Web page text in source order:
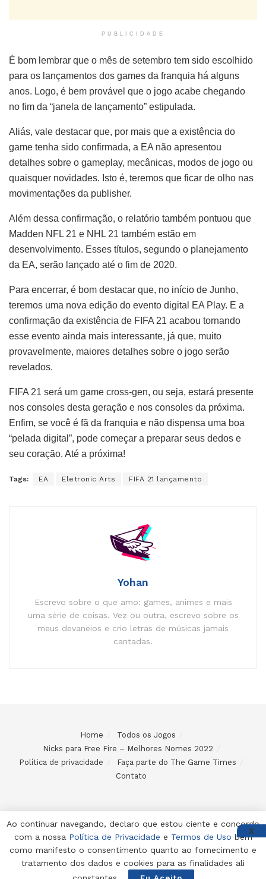
PUBLICIDADE
É bom lembrar que o mês de setembro tem sido escolhido
para os lançamentos dos games da franquia há alguns
anos. Logo, é bem provável que o jogo acabe chegando
no fim da “janela de lançamento” estipulada.
Aliás, vale destacar que, por mais que a existência do
game tenha sido confirmada, a EA não apresentou
detalhes sobre o gameplay, mecânicas, modos de jogo ou
quaisquer novidades. Isto é, teremos que ficar de olho nas
movimentações da publisher.
Além dessa confirmação, o relatório também pontuou que
Madden NFL 21 e NHL 21 também estão em
desenvolvimento. Esses títulos, segundo o planejamento
da EA, serão lançado até o fim de 2020.
Para encerrar, é bom destacar que, no início de Junho,
teremos uma nova edição do evento digital EA Play. E a
confirmação da existência de FIFA 21 acabou tornando
esse evento ainda mais interessante, já que, muito
provavelmente, maiores detalhes sobre o jogo serão
revelados.
FIFA 21 será um game cross-gen, ou seja, estará presente
nos consoles desta geração e nos consoles da próxima.
Enfim, se você é fã da franquia e não dispensa uma boa
“pelada digital”, pode começar a preparar seus dedos e
seu coração. Até a próxima!
Tags: EA Eletronic Arts FIFA 21 lançamento
Yohan
Escrevo sobre o que amo: games, animes e mais
uma série de coisas. Vez ou outra, escrevo sobre os
meus devaneios e crio letras de músicas jamais
cantadas.
Home
Todos os Jogos
Nicks para Free Fire – Melhores Nomes 2022
Política de privacidade
Faça parte do The Game Times
Contato
© 2024 Desenvolvido e mantido por Code Soluções
Ao continuar navegando, declaro que estou ciente e concordo
com a nossa Política de Privacidade e Termos de Uso bem
como manifesto o consentimento quanto ao fornecimento e
tratamento dos dados e cookies para as finalidades ali
X